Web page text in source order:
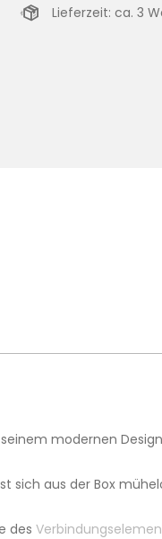
Lieferzeit: ca. 3
modernen
sich aus der Box
des